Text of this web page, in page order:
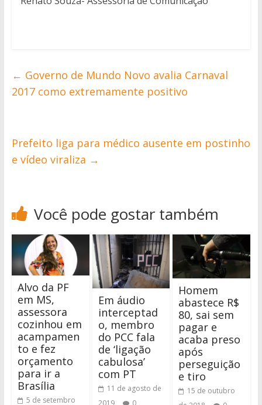
← Governo de Mundo Novo avalia Carnaval
2017 como extremamente positivo
Prefeito liga para médico ausente em postinho
e vídeo viraliza →
Você pode gostar também
Alvo da PF
em MS,
assessora
cozinhou em
acampamen
to e fez
orçamento
para ir a
Brasília
5 de setembro
Em áudio
interceptad
o, membro
do PCC fala
de ‘ligação
cabulosa’
com PT
11 de agosto de
2019
0
Homem
abastece R$
80, sai sem
pagar e
acaba preso
após
perseguição
e tiro
15 de outubro